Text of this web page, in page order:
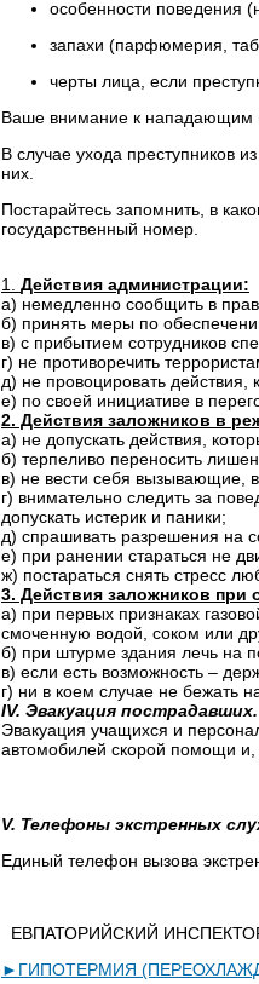
особенности поведения
запахи (парфюмерия,
черты лица, если
Ваше внимание к нападающим
В случае ухода преступников
них.
Постарайтесь запомнить, в
государственный номер.
1. Действия администрации:
а) немедленно сообщить в
б) принять меры по
в) с прибытием сотрудников
г) не противоречить
д) не провоцировать
е) по своей инициативе в
2. Действия заложников в
а) не допускать действия,
б) терпеливо переносить
в) не вести себя вызывающие,
г) внимательно следить за
допускать истерик и паники;
д) спрашивать разрешения на
е) при ранении стараться не
ж) постараться снять стресс
3. Действия заложников при
а) при первых признаках
смоченную водой, соком или
б) при штурме здания лечь на
в) если есть возможность –
г) ни в коем случае не бежать
IV. Эвакуация пострадавших.
Эвакуация учащихся и
автомобилей скорой помощи
V. Телефоны экстренных
Единый телефон вызова
ЕВПАТОРИЙСКИЙ
►ГИПОТЕРМИЯ